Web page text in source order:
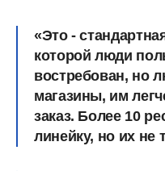
«Это -
которой люди
востребован, но
магазины, им
заказ. Более 10
линейку, но их не